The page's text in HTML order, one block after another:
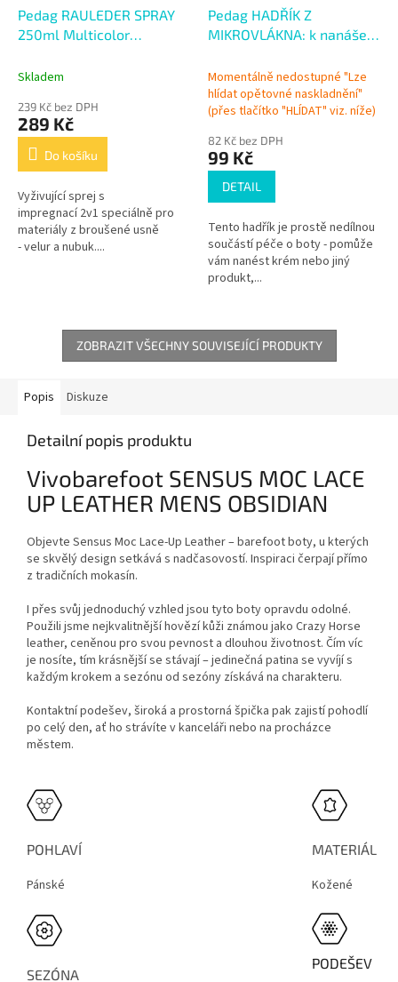
Pedag RAULEDER SPRAY
250ml Multicolor
impregnací
Skladem
239 Kč bez DPH
289 Kč
Do košíku
Vyživující sprej s
impregnací 2v1 speciálně pro
materiály z broušené usně
- velur a nubuk....
Pedag HADŘÍK Z
MIKROVLÁKNA: k nanášení
Momentálně nedostupné "Lze
hlídat opětovné naskladnění"
(přes tlačítko "HLÍDAT" viz. níže)
82 Kč bez DPH
99 Kč
DETAIL
Tento hadřík je prostě nedílnou
součástí péče o boty - pomůže
vám nanést krém nebo jiný
produkt,...
ZOBRAZIT VŠECHNY SOUVISEJÍCÍ PRODUKTY
Popis Diskuze
Detailní popis produktu
Vivobarefoot SENSUS MOC LACE
UP LEATHER MENS OBSIDIAN
Objevte Sensus Moc Lace-Up Leather – barefoot boty, u kterých
se skvělý design setkává s nadčasovostí. Inspiraci čerpají přímo
z tradičních mokasín.
I přes svůj jednoduchý vzhled jsou tyto boty opravdu odolné.
Použili jsme nejkvalitnější hovězí kůži známou jako Crazy Horse
leather, ceněnou pro svou pevnost a dlouhou životnost. Čím víc
je nosíte, tím krásnější se stávají – jedinečná patina se vyvíjí s
každým krokem a sezónu od sezóny získává na charakteru.
Kontaktní podešev, široká a prostorná špička pak zajistí pohodlí
po celý den, ať ho strávíte v kanceláři nebo na procházce
městem.
POHLAVÍ
Pánské
MATERIÁL
Kožené
SEZÓNA
PODEŠEV